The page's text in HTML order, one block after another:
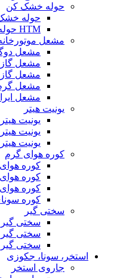
حوله خشک کن
حوله
HTM حوله خشک کن استیل
مشعل
مشعل
مشعل
مشعل
مشعل گرم
مشعل
یونیت هیتر
یونیت
یونیت هیتر
یونیت
کوره هوای گرم
کوره
کوره هوای
کوره هوای
کوره
سختی گیر
سختی
سختی گیر
سختی گیر
استخر، سونا، جکوزی
جاروی استخر